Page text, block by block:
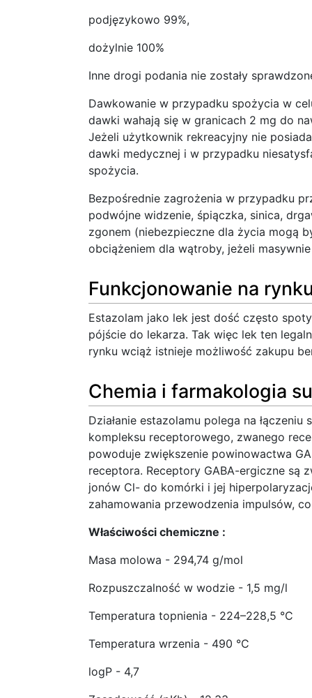
podjęzykowo 99%,
dożylnie 100%
Inne drogi podania nie zostały
Dawkowanie w przypadku spożycia w
dawki wahają się w granicach 2 mg do
Jeżeli użytkownik rekreacyjny nie
dawki medycznej i w przypadku
spożycia.
Bezpośrednie zagrożenia w przypadku
podwójne widzenie, śpiączka, sinica,
zgonem (niebezpieczne dla życia mogą
obciążeniem dla wątroby, jeżeli
Funkcjonowanie na
Estazolam jako lek jest dość często
pójście do lekarza. Tak więc lek ten
rynku wciąż istnieje możliwość zakupu
Chemia i farmakologia
Działanie estazolamu polega na
kompleksu receptorowego, zwanego
powoduje zwiększenie powinowactwa
receptora. Receptory GABA-ergiczne są
jonów Cl- do komórki i jej
zahamowania przewodzenia impulsów,
Właściwości chemiczne :
Masa molowa - 294,74 g/mol
Rozpuszczalność w wodzie - 1,5 mg/l
Temperatura topnienia - 224–228,5 °C
Temperatura wrzenia - 490 °C
logP - 4,7